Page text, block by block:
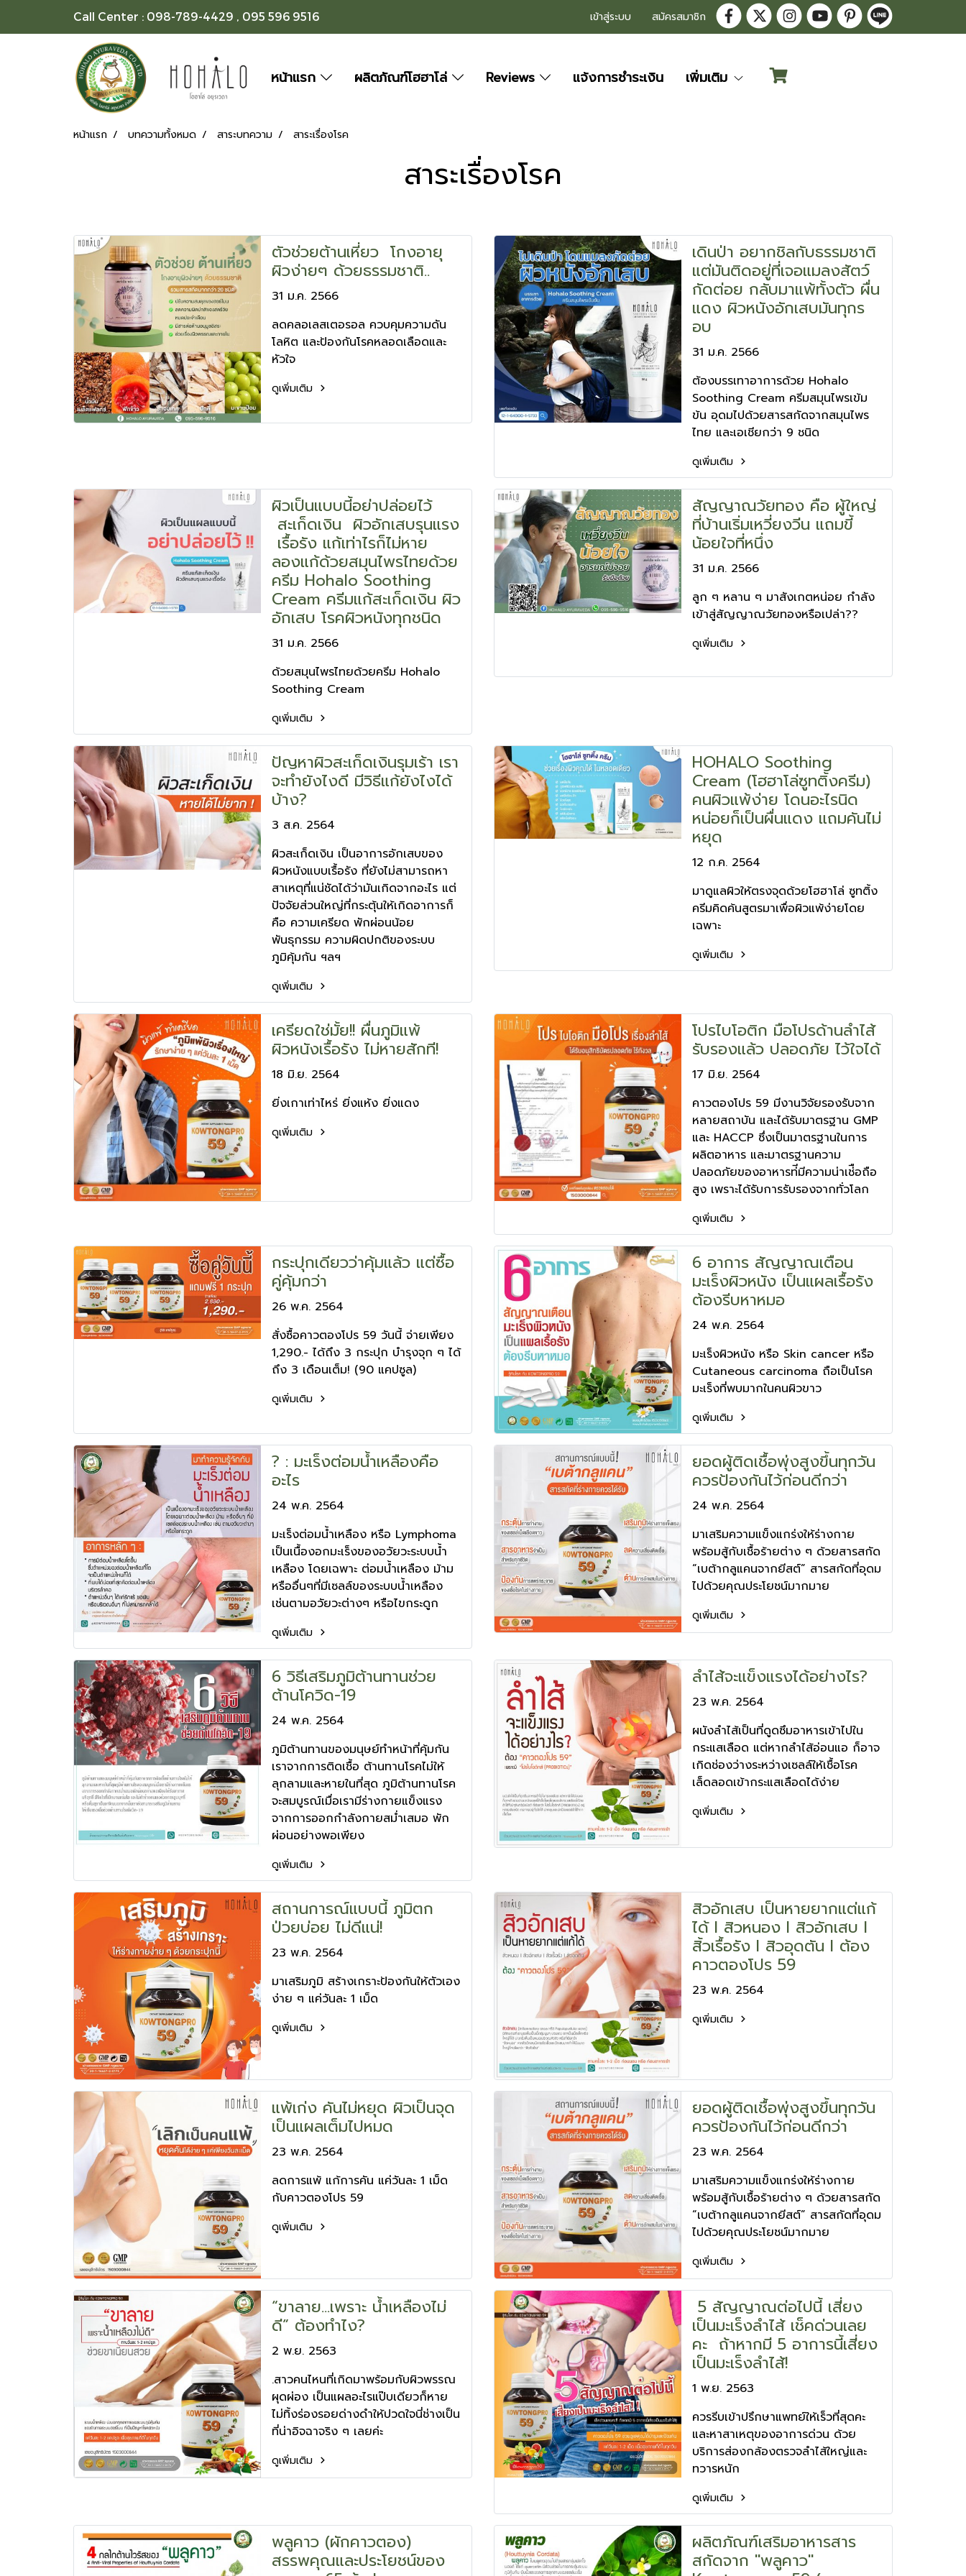
Call Center : 098-789-4429 , 095 596 9516 เข้าสู่ระบบ สมัครสมาชิก
หน้าแรก ผลิตภัณฑ์โฮฮาโล่ Reviews แจ้งการชำระเงิน เพิ่มเติม
หน้าแรก บทความทั้งหมด สาระบทความ สาระเรื่องโรค
สาระเรื่องโรค
ตัวช่วยต้านเหี่ยว โกงอายุ
ผิวง่ายๆ ด้วยธรรมชาติ..
31 ม.ค. 2566
ลดคลอเลสเตอรอล ควบคุมความดัน
โลหิต และป้องกันโรคหลอดเลือดและ
หัวใจ
ดูเพิ่มเติม
เดินป่า อยากชิลกับธรรมชาติ
แต่มันติดอยู่ที่เจอแมลงสัตว์
กัดต่อย กลับมาแพ้ทั้งตัว ผื่น
แดง ผิวหนังอักเสบมันทุกร
อบ
31 ม.ค. 2566
ต้องบรรเทาอาการด้วย Hohalo
Soothing Cream ครีมสมุนไพรเข้ม
ข้น อุดมไปด้วยสารสกัดจากสมุนไพร
ไทย และเอเชียกว่า 9 ชนิด
ดูเพิ่มเติม
ผิวเป็นแบบนี้อย่าปล่อยไว้
สะเก็ดเงิน ผิวอักเสบรุนแรง
เรื้อรัง แก้เท่าไรก็ไม่หาย
ลองแก้ด้วยสมุนไพรไทยด้วย
ครีม Hohalo Soothing
Cream ครีมแก้สะเก็ดเงิน ผิว
อักเสบ โรคผิวหนังทุกชนิด
31 ม.ค. 2566
ด้วยสมุนไพรไทยด้วยครีม Hohalo
Soothing Cream
ดูเพิ่มเติม
สัญญาณวัยทอง คือ ผู้ใหญ่
ที่บ้านเริ่มเหวี่ยงวีน แถมขี้
น้อยใจที่หนึ่ง
31 ม.ค. 2566
ลูก ๆ หลาน ๆ มาสังเกตหน่อย กำลัง
เข้าสู่สัญญาณวัยทองหรือเปล่า??
ดูเพิ่มเติม
ปัญหาผิวสะเก็ดเงินรุมเร้า เรา
จะทำยังไงดี มีวิธีแก้ยังไงได้
บ้าง?
3 ส.ค. 2564
ผิวสะเก็ดเงิน เป็นอาการอักเสบของ
ผิวหนังแบบเรื้อรัง ที่ยังไม่สามารถหา
สาเหตุที่แน่ชัดได้ว่ามันเกิดจากอะไร แต่
ปัจจัยส่วนใหญ่ที่กระตุ้นให้เกิดอาการก็
คือ ความเครียด พักผ่อนน้อย
พันธุกรรม ความผิดปกติของระบบ
ภูมิคุ้มกัน ฯลฯ
ดูเพิ่มเติม
HOHALO Soothing
Cream (โฮฮาโล่ซูทติ้งครีม)
คนผิวแพ้ง่าย โดนอะไรนิด
หน่อยก็เป็นผื่นแดง แถมคันไม่
หยุด
12 ก.ค. 2564
มาดูแลผิวให้ตรงจุดด้วยโฮฮาโล่ ซูทติ้ง
ครีมคิดค้นสูตรมาเพื่อผิวแพ้ง่ายโดย
เฉพาะ
ดูเพิ่มเติม
เครียดใช่มั้ย!! ผื่นภูมิแพ้
ผิวหนังเรื้อรัง ไม่หายสักที!
18 มิ.ย. 2564
ยิ่งเกาเท่าไหร่ ยิ่งแห้ง ยิ่งแดง
ดูเพิ่มเติม
โปรไบโอติก มือโปรด้านลําไส้
รับรองแล้ว ปลอดภัย ไว้ใจได้
17 มิ.ย. 2564
คาวตองโปร 59 มีงานวิจัยรองรับจาก
หลายสถาบัน และได้รับมาตรฐาน GMP
และ HACCP ซึ่งเป็นมาตรฐานในการ
ผลิตอาหาร และมาตรฐานความ
ปลอดภัยของอาหารท่ีมีความน่าเช่ือถือ
สูง เพราะได้รับการรับรองจากทั่วโลก
ดูเพิ่มเติม
กระปุกเดียวว่าคุ้มแล้ว แต่ซื้อ
คู่คุ้มกว่า
26 พ.ค. 2564
สั่งซื้อคาวตองโปร 59 วันนี้ จ่ายเพียง
1,290.- ได้ถึง 3 กระปุก บำรุงจุก ๆ ได้
ถึง 3 เดือนเต็ม! (90 แคปซูล)
ดูเพิ่มเติม
6 อาการ สัญญาณเตือน
มะเร็งผิวหนัง เป็นแผลเรื้อรัง
ต้องรีบหาหมอ
24 พ.ค. 2564
มะเร็งผิวหนัง หรือ Skin cancer หรือ
Cutaneous carcinoma ถือเป็นโรค
มะเร็งที่พบมากในคนผิวขาว
ดูเพิ่มเติม
? : มะเร็งต่อมน้ำเหลืองคือ
อะไร
24 พ.ค. 2564
มะเร็งต่อมน้ำเหลือง หรือ Lymphoma
เป็นเนื้องอกมะเร็งของอวัยวะระบบน้ำ
เหลือง โดยเฉพาะ ต่อมน้ำเหลือง ม้าม
หรืออื่นๆที่มีเซลล์ของระบบน้ำเหลือง
เช่นตามอวัยวะต่างๆ หรือไขกระดูก
ดูเพิ่มเติม
ยอดผู้ติดเชื้อพุ่งสูงขึ้นทุกวัน
ควรป้องกันไว้ก่อนดีกว่า
24 พ.ค. 2564
มาเสริมความแข็งแกร่งให้ร่างกาย
พร้อมสู้กับเชื้อร้ายต่าง ๆ ด้วยสารสกัด
“เบต้ากลูแคนจากยีสต์” สารสกัดที่อุดม
ไปด้วยคุณประโยชน์มากมาย
ดูเพิ่มเติม
6 วิธีเสริมภูมิต้านทานช่วย
ต้านโควิด-19
24 พ.ค. 2564
ภูมิต้านทานของมนุษย์ทำหน้าที่คุ้มกัน
เราจากการติดเชื้อ ต้านทานโรคไม่ให้
ลุกลามและหายในที่สุด ภูมิต้านทานโรค
จะสมบูรณ์เมื่อเรามีร่างกายแข็งแรง
จากการออกกำลังกายสม่ำเสมอ พัก
ผ่อนอย่างพอเพียง
ดูเพิ่มเติม
ลำไส้จะแข็งแรงได้อย่างไร?
23 พ.ค. 2564
ผนังลำไส้เป็นที่ดูดซึมอาหารเข้าไปใน
กระแสเลือด แต่หากลำไส้อ่อนแอ ก็อาจ
เกิดช่องว่างระหว่างเซลล์ให้เชื้อโรค
เล็ดลอดเข้ากระแสเลือดได้ง่าย
ดูเพิ่มเติม
สถานการณ์แบบนี้ ภูมิตก
ป่วยบ่อย ไม่ดีแน่!
23 พ.ค. 2564
มาเสริมภูมิ สร้างเกราะป้องกันให้ตัวเอง
ง่าย ๆ แค่วันละ 1 เม็ด
ดูเพิ่มเติม
สิวอักเสบ เป็นหายยากแต่แก้
ได้ I สิวหนอง I สิวอักเสบ I
สิ้วเรื้อรัง I สิวอุดตัน I ต้อง
คาวตองโปร 59
23 พ.ค. 2564
ดูเพิ่มเติม
แพ้เก่ง คันไม่หยุด ผิวเป็นจุด
เป็นแผลเต็มไปหมด
23 พ.ค. 2564
ลดการแพ้ แก้การคัน แค่วันละ 1 เม็ด
กับคาวตองโปร 59
ดูเพิ่มเติม
ยอดผู้ติดเชื้อพุ่งสูงขึ้นทุกวัน
ควรป้องกันไว้ก่อนดีกว่า
23 พ.ค. 2564
มาเสริมความแข็งแกร่งให้ร่างกาย
พร้อมสู้กับเชื้อร้ายต่าง ๆ ด้วยสารสกัด
“เบต้ากลูแคนจากยีสต์” สารสกัดที่อุดม
ไปด้วยคุณประโยชน์มากมาย
ดูเพิ่มเติม
“ขาลาย...เพราะ น้ำเหลืองไม่
ดี” ต้องทำไง?
2 พ.ย. 2563
.สาวคนไหนที่เกิดมาพร้อมกับผิวพรรณ
ผุดผ่อง เป็นแผลอะไรแป๊บเดียวก็หาย
ไม่ทิ้งร่องรอยด่างดำให้ปวดใจนี่ช่างเป็น
ที่น่าอิจฉาจริง ๆ เลยค่ะ
ดูเพิ่มเติม
5 สัญญาณต่อไปนี้ เสี่ยง
เป็นมะเร็งลำไส้ เช็คด่วนเลย
คะ ถ้าหากมี 5 อาการนี้เสี่ยง
เป็นมะเร็งลำไส้!
1 พ.ย. 2563
ควรรีบเข้าปรึกษาแพทย์ให้เร็วที่สุดคะ
และหาสาเหตุของอาการด่วน ด้วย
บริการส่องกล้องตรวจลำไส้ใหญ่และ
ทวารหนัก
ดูเพิ่มเติม
พลูคาว (ผักคาวตอง)
สรรพคุณและประโยชน์ของ
ผลิตภัณฑ์เสริมอาหารสาร
สกัดจาก "พลูคาว"